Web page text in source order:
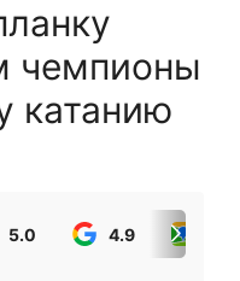
чемпионы
катанию
5.0 4.9